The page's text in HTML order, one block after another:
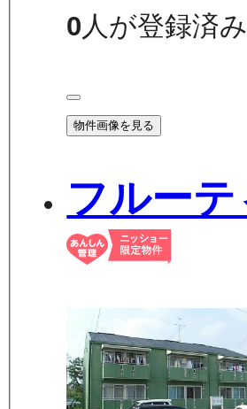
0 人が登録済み
物件画像を見る
フルーテ